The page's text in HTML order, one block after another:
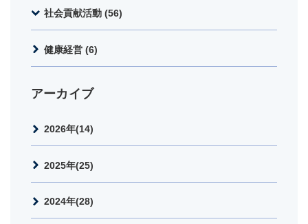
社会貢献活動 (56)
健康経営 (6)
アーカイブ
2026年(14)
2025年(25)
2024年(28)